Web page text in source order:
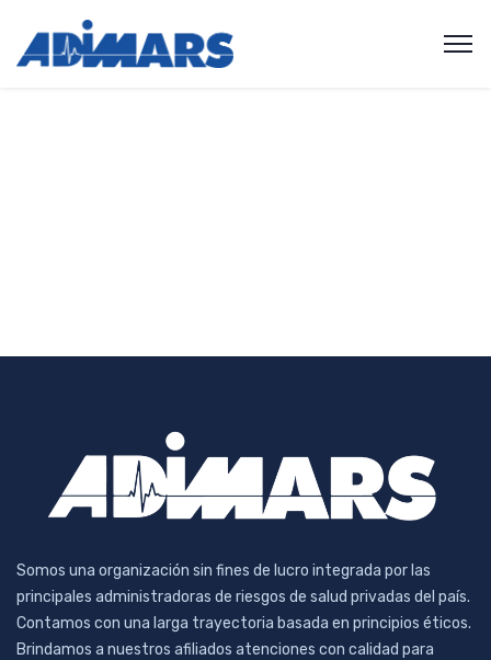
Somos una organización sin fines de lucro integrada por las
principales administradoras de riesgos de salud privadas del país.
Contamos con una larga trayectoria basada en principios éticos.
Brindamos a nuestros afiliados atenciones con calidad para